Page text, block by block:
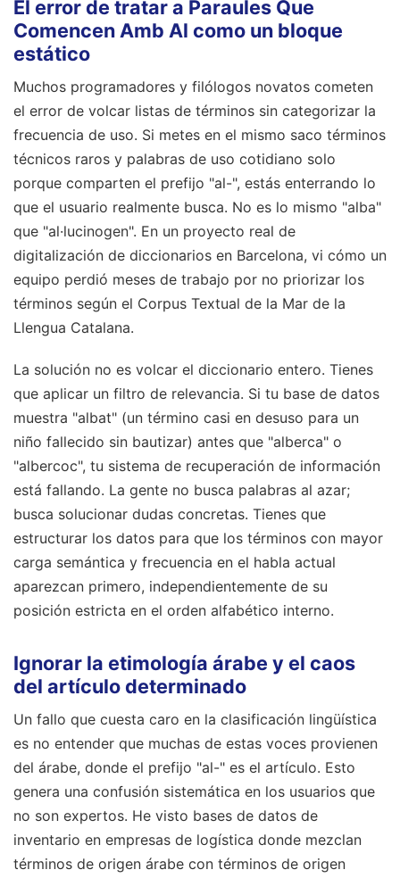
El error de tratar a Paraules Que
Comencen Amb Al como un bloque
estático
Muchos programadores y filólogos novatos cometen
el error de volcar listas de términos sin categorizar la
frecuencia de uso. Si metes en el mismo saco términos
técnicos raros y palabras de uso cotidiano solo
porque comparten el prefijo "al-", estás enterrando lo
que el usuario realmente busca. No es lo mismo "alba"
que "al·lucinogen". En un proyecto real de
digitalización de diccionarios en Barcelona, vi cómo un
equipo perdió meses de trabajo por no priorizar los
términos según el Corpus Textual de la Mar de la
Llengua Catalana.
La solución no es volcar el diccionario entero. Tienes
que aplicar un filtro de relevancia. Si tu base de datos
muestra "albat" (un término casi en desuso para un
niño fallecido sin bautizar) antes que "alberca" o
"albercoc", tu sistema de recuperación de información
está fallando. La gente no busca palabras al azar;
busca solucionar dudas concretas. Tienes que
estructurar los datos para que los términos con mayor
carga semántica y frecuencia en el habla actual
aparezcan primero, independientemente de su
posición estricta en el orden alfabético interno.
Ignorar la etimología árabe y el caos
del artículo determinado
Un fallo que cuesta caro en la clasificación lingüística
es no entender que muchas de estas voces provienen
del árabe, donde el prefijo "al-" es el artículo. Esto
genera una confusión sistemática en los usuarios que
no son expertos. He visto bases de datos de
inventario en empresas de logística donde mezclan
términos de origen árabe con términos de origen